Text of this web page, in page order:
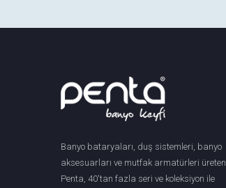
Banyo bataryaları, duş sistemleri, banyo
aksesuarları ve mutfak armatürleri üreten
Penta, 40'tan fazla seri ve koleksiyon ile